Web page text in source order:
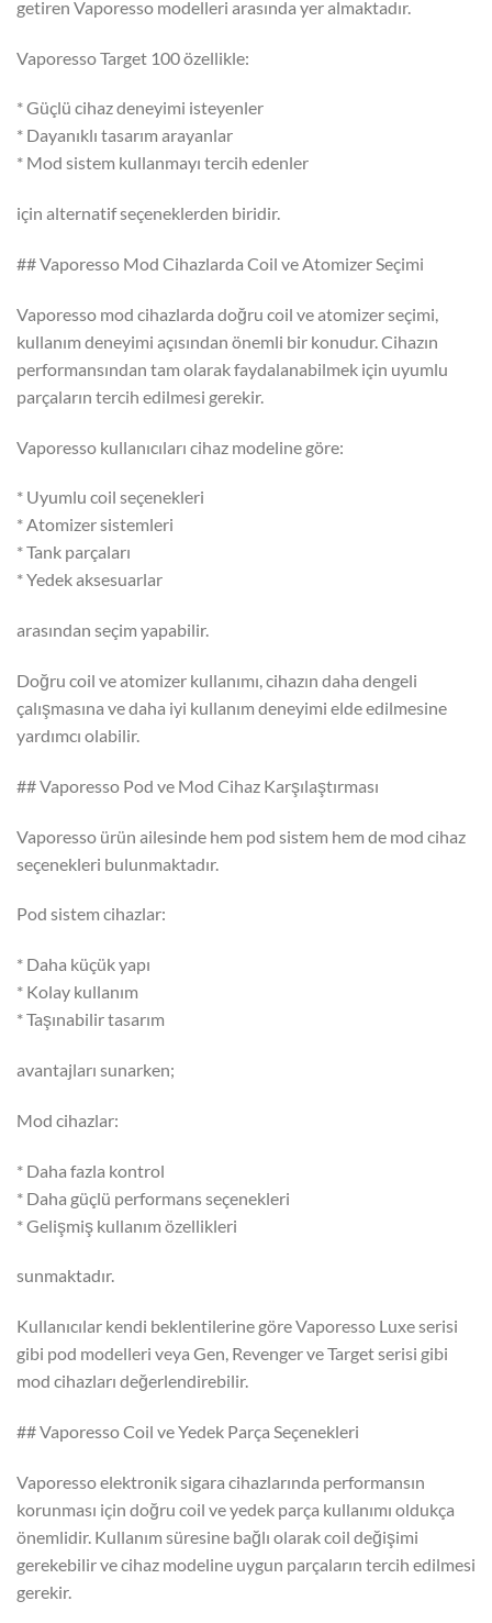
getiren Vaporesso modelleri arasında yer almaktadır.
Vaporesso Target 100 özellikle:
* Güçlü cihaz deneyimi isteyenler
* Dayanıklı tasarım arayanlar
* Mod sistem kullanmayı tercih edenler
için alternatif seçeneklerden biridir.
## Vaporesso Mod Cihazlarda Coil ve Atomizer Seçimi
Vaporesso mod cihazlarda doğru coil ve atomizer seçimi,
kullanım deneyimi açısından önemli bir konudur. Cihazın
performansından tam olarak faydalanabilmek için uyumlu
parçaların tercih edilmesi gerekir.
Vaporesso kullanıcıları cihaz modeline göre:
* Uyumlu coil seçenekleri
* Atomizer sistemleri
* Tank parçaları
* Yedek aksesuarlar
arasından seçim yapabilir.
Doğru coil ve atomizer kullanımı, cihazın daha dengeli
çalışmasına ve daha iyi kullanım deneyimi elde edilmesine
yardımcı olabilir.
## Vaporesso Pod ve Mod Cihaz Karşılaştırması
Vaporesso ürün ailesinde hem pod sistem hem de mod cihaz
seçenekleri bulunmaktadır.
Pod sistem cihazlar:
* Daha küçük yapı
* Kolay kullanım
* Taşınabilir tasarım
avantajları sunarken;
Mod cihazlar:
* Daha fazla kontrol
* Daha güçlü performans seçenekleri
* Gelişmiş kullanım özellikleri
sunmaktadır.
Kullanıcılar kendi beklentilerine göre Vaporesso Luxe serisi
gibi pod modelleri veya Gen, Revenger ve Target serisi gibi
mod cihazları değerlendirebilir.
## Vaporesso Coil ve Yedek Parça Seçenekleri
Vaporesso elektronik sigara cihazlarında performansın
korunması için doğru coil ve yedek parça kullanımı oldukça
önemlidir. Kullanım süresine bağlı olarak coil değişimi
gerekebilir ve cihaz modeline uygun parçaların tercih edilmesi
gerekir.